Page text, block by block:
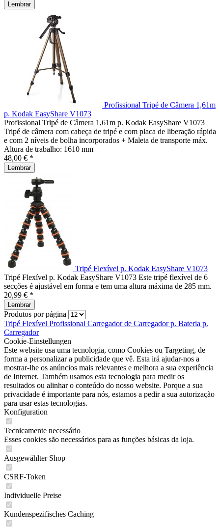
Lembrar
Profissional Tripé de Câmera 1,61m
p. Kodak EasyShare V1073
Profissional Tripé de Câmera 1,61m p. Kodak EasyShare V1073
Tripé de câmera com cabeça de tripé e com placa de liberação rápida
e com 2 níveis de bolha incorporados + Maleta de transporte máx.
Altura de trabalho: 1610 mm
48,00 € *
Lembrar
Tripé Flexível p. Kodak EasyShare V1073
Tripé Flexível p. Kodak EasyShare V1073 Este tripé flexível de 6
secções é ajustável em forma e tem uma altura máxima de 285 mm.
20,99 € *
Lembrar
Produtos por página
Tripé Flexível Profissional Carregador de Carregador p. Bateria p.
Carregador
Cookie-Einstellungen
Este website usa uma tecnologia, como Cookies ou Targeting, de
forma a personalizar a publicidade que vê. Esta irá ajudar-nos a
mostrar-lhe os anúncios mais relevantes e melhora a sua experiência
de Internet. Também usamos esta tecnologia para medir os
resultados ou alinhar o conteúdo do nosso website. Porque a sua
privacidade é importante para nós, estamos a pedir a sua autorização
para usar estas tecnologias.
Konfiguration
Tecnicamente necessário
Esses cookies são necessários para as funções básicas da loja.
Ausgewählter Shop
CSRF-Token
Individuelle Preise
Kundenspezifisches Caching